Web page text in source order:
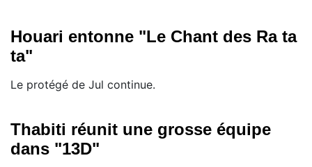
Houari entonne "Le Chant des Ra ta
ta"
Le protégé de Jul continue.
Thabiti réunit une grosse équipe
dans "13D"